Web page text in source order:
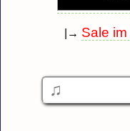
|→ Sale